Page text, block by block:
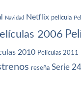
Navidad Netflix película
2006
2010 Películas 2011
reseña Serie 24